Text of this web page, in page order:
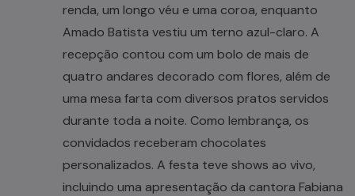
renda, um longo véu e uma coroa, enquanto
Amado Batista vestiu um terno azul-claro. A
recepção contou com um bolo de mais de
quatro andares decorado com flores, além de
uma mesa farta com diversos pratos servidos
durante toda a noite. Como lembrança, os
convidados receberam chocolates
personalizados. A festa teve shows ao vivo,
incluindo uma apresentação da cantora Fabiana